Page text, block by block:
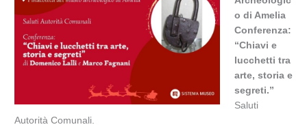
o di Amelia
Conferenza:
“Chiavi e
lucchetti tra
arte, storia e
segreti.”
Saluti
Autorità Comunali.